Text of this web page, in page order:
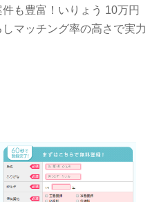
も豊富！いりょう 10万円
マッチング率の高さで実力